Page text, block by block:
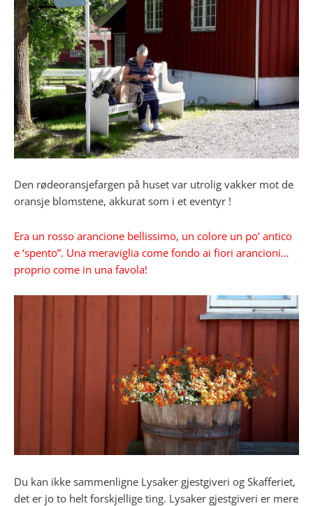
Den rødeoransjefargen på huset var utrolig vakker mot de
oransje blomstene, akkurat som i et eventyr !
Era un rosso arancione bellissimo, un colore un po’ antico
e ‘spento”. Una meraviglia come fondo ai fiori arancioni…
proprio come in una favola!
Du kan ikke sammenligne Lysaker gjestgiveri og Skafferiet,
det er jo to helt forskjellige ting. Lysaker gjestgiveri er mere